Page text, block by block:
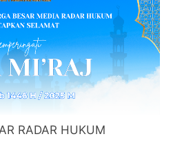
RADAR HUKUM